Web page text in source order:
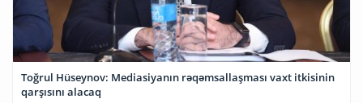
Toğrul Hüseynov: Mediasiyanın rəqəmsallaşması vaxt itkisinin
qarşısını alacaq